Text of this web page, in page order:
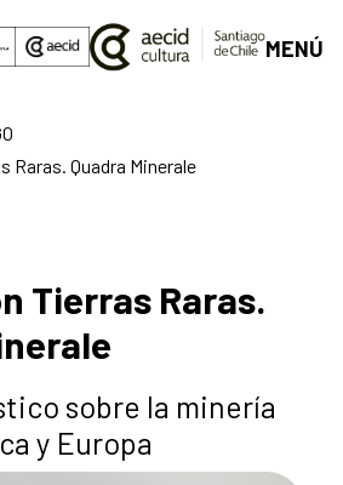
MENÚ
Raras. Quadra Minerale
Tierras Raras.
sobre la minería
y Europa